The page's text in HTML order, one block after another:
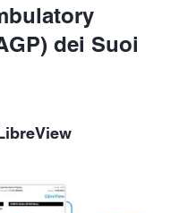
dei Suoi